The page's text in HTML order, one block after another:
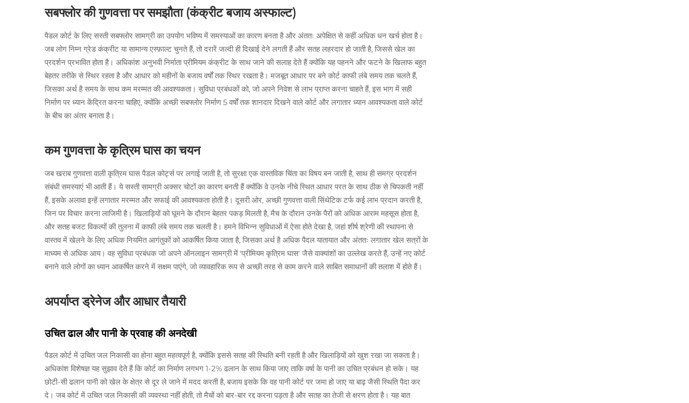
सबफ्लोर की गुणवत्ता पर समझौता (कंक्रीट बजाय अस्फाल्ट)
पैडल कोर्ट के लिए सस्ती सबफ्लोर सामग्री का उपयोग भविष्य में समस्याओं का कारण बनता है और अंततः अपेक्षित से कहीं अधिक धन खर्च होता है।
जब लोग निम्न ग्रेड कंक्रीट या सामान्य एस्फ़ाल्ट चुनते हैं, तो दरारें जल्दी ही दिखाई देने लगती हैं और सतह लहरदार हो जाती है, जिससे खेल का
प्रदर्शन प्रभावित होता है। अधिकांश अनुभवी निर्माता प्रीमियम कंक्रीट के साथ जाने की सलाह देते हैं क्योंकि यह पहनने और फटने के खिलाफ बहुत
बेहतर तरीके से स्थिर रहता है और आधार को महीनों के बजाय वर्षों तक स्थिर रखता है। मजबूत आधार पर बने कोर्ट काफी लंबे समय तक चलते हैं,
जिसका अर्थ है समय के साथ कम मरम्मत की आवश्यकता। सुविधा प्रबंधकों को, जो अपने निवेश से लाभ प्राप्त करना चाहते हैं, इस भाग में सही
निर्माण पर ध्यान केंद्रित करना चाहिए, क्योंकि अच्छी सबफ्लोर निर्माण 5 वर्षों तक शानदार दिखने वाले कोर्ट और लगातार ध्यान आवश्यकता वाले कोर्ट
के बीच का अंतर बनाता है।
कम गुणवत्ता के कृत्रिम घास का चयन
जब खराब गुणवत्ता वाली कृत्रिम घास पैडल कोर्ट्स पर लगाई जाती है, तो सुरक्षा एक वास्तविक चिंता का विषय बन जाती है, साथ ही समग्र प्रदर्शन
संबंधी समस्याएं भी आती हैं। ये सस्ती सामग्री अक्सर चोटों का कारण बनती हैं क्योंकि वे उनके नीचे स्थित आधार परत के साथ ठीक से चिपकती नहीं
हैं, इसके अलावा इन्हें लगातार मरम्मत और सफाई की आवश्यकता होती है। दूसरी ओर, अच्छी गुणवत्ता वाली सिंथेटिक टर्फ कई लाभ प्रदान करती है,
जिन पर विचार करना लाजिमी है। खिलाड़ियों को घूमने के दौरान बेहतर पकड़ मिलती है, मैच के दौरान उनके पैरों को अधिक आराम महसूस होता है,
और सतह बजट विकल्पों की तुलना में काफी लंबे समय तक चलती है। हमने विभिन्न सुविधाओं में ऐसा होते देखा है, जहां शीर्ष श्रेणी की स्थापना से
वास्तव में खेलने के लिए अधिक नियमित आगंतुकों को आकर्षित किया जाता है, जिसका अर्थ है अधिक पैदल यातायात और अंततः लगातार खेल सत्रों के
माध्यम से अधिक आय। वह सुविधा प्रबंधक जो अपने ऑनलाइन सामग्री में 'प्रीमियम कृत्रिम घास' जैसे वाक्यांशों का उल्लेख करते हैं, उन्हें नए कोर्ट
बनाने वाले लोगों का ध्यान आकर्षित करने में सक्षम पाएंगे, जो व्यावहारिक रूप से अच्छी तरह से काम करने वाले साबित समाधानों की तलाश में होते हैं।
अपर्याप्त ड्रेनेज और आधार तैयारी
उचित ढाल और पानी के प्रवाह की अनदेखी
पैडल कोर्ट में उचित जल निकासी का होना बहुत महत्वपूर्ण है, क्योंकि इससे सतह की स्थिति बनी रहती है और खिलाड़ियों को खुश रखा जा सकता है।
अधिकांश विशेषज्ञ यह सुझाव देते हैं कि कोर्ट का निर्माण लगभग 1-2% ढलान के साथ किया जाए ताकि वर्षा के पानी का उचित प्रबंधन हो सके। यह
छोटी-सी ढलान पानी को खेल के क्षेत्र से दूर ले जाने में मदद करती है, बजाय इसके कि वह पानी कोर्ट पर जमा हो जाए या बाढ़ जैसी स्थिति पैदा कर
दे। जब कोर्ट में उचित जल निकासी की व्यवस्था नहीं होती, तो मैचों को बार-बार रद्द करना पड़ता है और सतह का तेजी से क्षरण होता है। यह बात